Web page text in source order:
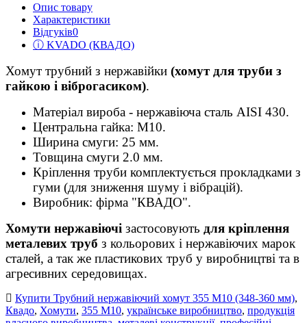
Опис товару
Характеристики
Відгуків0
ⓘ KVADO (КВАДО)
Хомут трубний з нержавійки (хомут для труби з
гайкою і віброгасиком).
Матеріал вироба - нержавіюча сталь AISI 430.
Центральна гайка: М10.
Ширина смуги: 25 мм.
Товщина смуги 2.0 мм.
Кріплення труби комплектується прокладками з
гуми (для зниження шуму і вібрацій).
Виробник: фірма "КВАДО".
Хомути нержавіючі застосовують для кріплення
металевих труб з кольорових і нержавіючих марок
сталей, а так же пластикових труб у виробництві та в
агресивних середовищах.
Купити Трубний нержавіючий хомут 355 М10 (348-360 мм),
Квадо, Хомути, 355 М10, українське виробництво, продукція